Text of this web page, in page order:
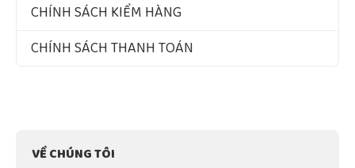
CHÍNH SÁCH KIỂM HÀNG
CHÍNH SÁCH THANH TOÁN
VỀ CHÚNG TÔI